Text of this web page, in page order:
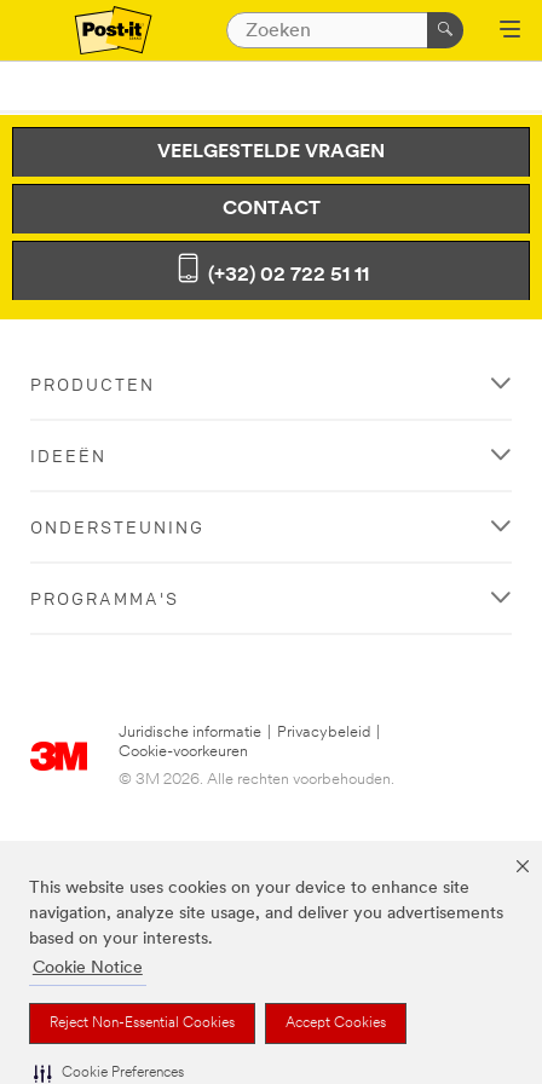
This website uses cookies on your device to enhance site
navigation, analyze site usage, and deliver you advertisements
based on your interests.
Cookie Notice
Reject Non-Essential Cookies Accept Cookies
Cookie Preferences
VEELGESTELDE VRAGEN
CONTACT
(+32) 02 722 51 11
PRODUCTEN
IDEEËN
ONDERSTEUNING
PROGRAMMA'S
Juridische informatie Privacybeleid
Cookie-voorkeuren
© 3M 2026. Alle rechten voorbehouden.
3M, Post-it® en de kleur Canary Yellow™ zijn handelsmerken van 3M.